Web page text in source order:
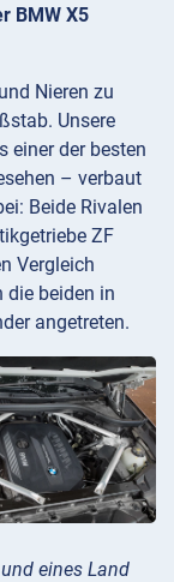
BMW X5
Nieren zu
Unsere
einer der besten
– verbaut
Beide Rivalen
ZF
Vergleich
die beiden in
angetreten.
eines Land